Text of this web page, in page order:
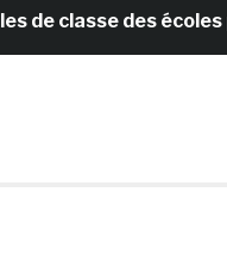
des écoles